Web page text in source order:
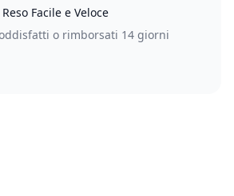
Reso Facile e Veloce
o rimborsati 14 giorni